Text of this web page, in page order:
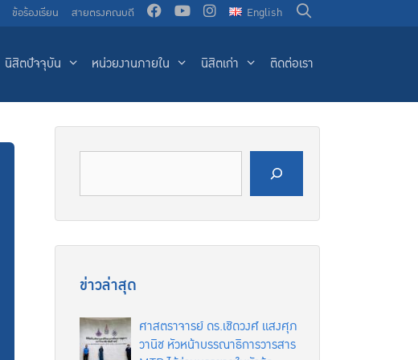
ข้อร้องเรียน สายตรงคณบดี English
นิสิตปัจจุบัน หน่วยงานภายใน นิสิตเก่า ติดต่อเรา
ข่าวล่าสุด
ศาสตราจารย์ ดร.เชิดวงศ์ แสงศุภ
วานิช หัวหน้าบรรณาธิการวารสาร